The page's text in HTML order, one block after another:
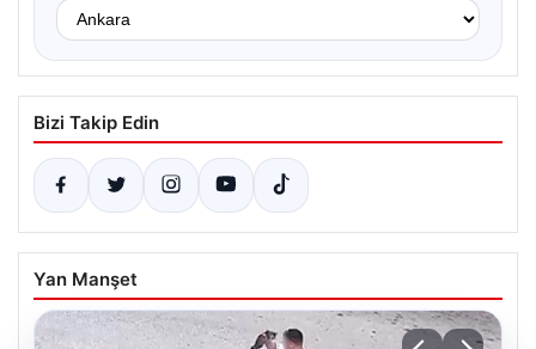
Bizi Takip Edin
Yan Manşet